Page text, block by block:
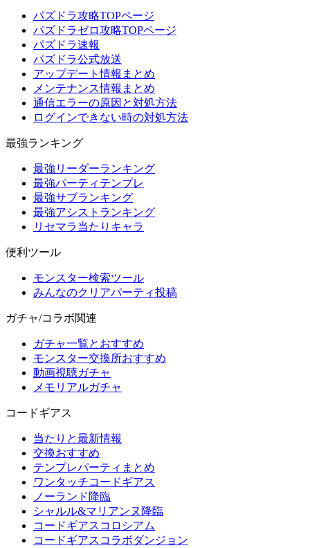
パズドラ攻略TOPページ
パズドラゼロ攻略TOPページ
パズドラ速報
パズドラ公式放送
アップデート情報まとめ
メンテナンス情報まとめ
通信エラーの原因と対処方法
ログインできない時の対処方法
最強ランキング
最強リーダーランキング
最強パーティテンプレ
最強サブランキング
最強アシストランキング
リセマラ当たりキャラ
便利ツール
モンスター検索ツール
みんなのクリアパーティ投稿
ガチャ/コラボ関連
ガチャ一覧とおすすめ
モンスター交換所おすすめ
動画視聴ガチャ
メモリアルガチャ
コードギアス
当たりと最新情報
交換おすすめ
テンプレパーティまとめ
ワンタッチコードギアス
ノーランド降臨
シャルル&マリアンヌ降臨
コードギアスコロシアム
コードギアスコラボダンジョン